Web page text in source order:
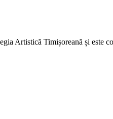
Artistică Timișoreană și